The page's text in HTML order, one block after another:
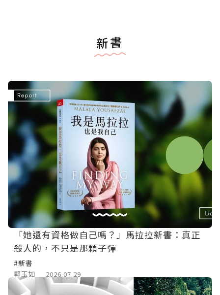
新書
「她還有資格做自己嗎？」馬拉拉新書：真正
殺人的，不只是那顆子彈
#新書
郭玉如
2026.07.29